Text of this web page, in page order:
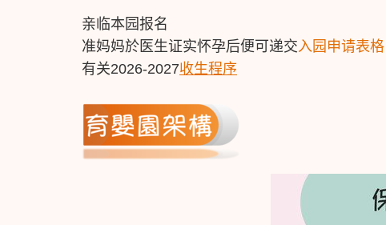
亲临本园报名
准妈妈於医生证实怀孕后便可递交入园申请表格
有关2026-2027收生程序